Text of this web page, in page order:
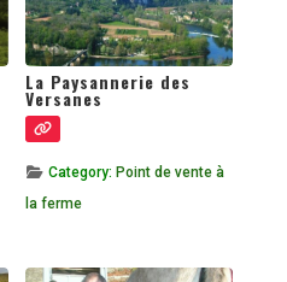
La Paysannerie des
Versanes
Category: Point de vente à
la ferme